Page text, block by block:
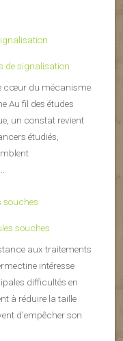
de signalisation
cœur du mécanisme
Au fil des études
un constat revient
étudiés,
souches
aux traitements
intéresse
difficultés en
à réduire la taille
d’empêcher son